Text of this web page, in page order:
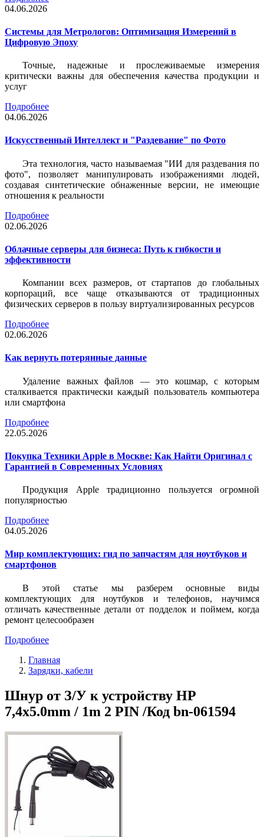
04.06.2026
Системы для Метрологов: Оптимизация Измерений в
Цифровую Эпоху
Точные, надежные и прослеживаемые измерения
критически важны для обеспечения качества продукции и
услуг
Подробнее
04.06.2026
Искусственный Интеллект и "Раздевание" по Фото
Эта технология, часто называемая "ИИ для раздевания по
фото", позволяет манипулировать изображениями людей,
создавая синтетические обнаженные версии, не имеющие
отношения к реальности
Подробнее
02.06.2026
Облачные серверы для бизнеса: Путь к гибкости и
эффективности
Компании всех размеров, от стартапов до глобальных
корпораций, все чаще отказываются от традиционных
физических серверов в пользу виртуализированных ресурсов
Подробнее
02.06.2026
Как вернуть потерянные данные
Удаление важных файлов — это кошмар, с которым
сталкивается практически каждый пользователь компьютера
или смартфона
Подробнее
22.05.2026
Покупка Техники Apple в Москве: Как Найти Оригинал с
Гарантией в Современных Условиях
Продукция Apple традиционно пользуется огромной
популярностью
Подробнее
04.05.2026
Мир комплектующих: гид по запчастям для ноутбуков и
смартфонов
В этой статье мы разберем основные виды
комплектующих для ноутбуков и телефонов, научимся
отличать качественные детали от подделок и поймем, когда
ремонт целесообразен
Подробнее
Главная
Зарядки, кабели
Шнур от З/У к устройству HP
7,4x5.0mm / 1m 2 PIN /Код bn-061594